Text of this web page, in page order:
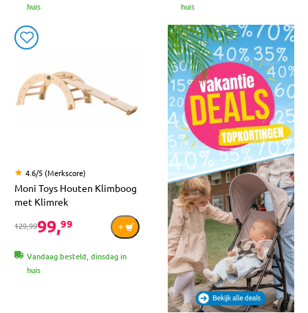
huis
huis
4.6/5 (Merkscore)
Moni Toys Houten Klimboog
met Klimrek
129,9999,99
Vandaag besteld, dinsdag in
huis